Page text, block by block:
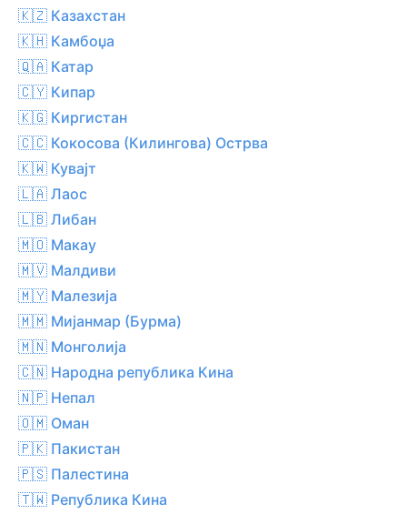
🇰🇿 Казахстан
🇰🇭 Камбоџа
🇶🇦 Катар
🇨🇾 Кипар
🇰🇬 Киргистан
🇨🇨 Кокосова (Килингова) Острва
🇰🇼 Кувајт
🇱🇦 Лаос
🇱🇧 Либан
🇲🇴 Макау
🇲🇻 Малдиви
🇲🇾 Малезија
🇲🇲 Мијанмар (Бурма)
🇲🇳 Монголија
🇨🇳 Народна република Кина
🇳🇵 Непал
🇴🇲 Оман
🇵🇰 Пакистан
🇵🇸 Палестина
🇹🇼 Република Кина